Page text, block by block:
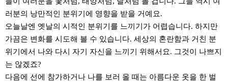
러분의 낭만적인 분위기에 영향을 받을 거예요.
오늘날엔 옛날의 시적인 분위기를 느끼기가 어렵습니다. 하지만
가끔은 변화를 시도해 볼 수 있습니다. 세상의 혼란함과 거친 분
위기에서 나와 다시 자기 자신을 느끼기 위해서요. 그것이 나쁘지
는 않겠죠?
다음에 선에 참가하거나 나를 보러 올 때는 아름다운 옷을 한 벌